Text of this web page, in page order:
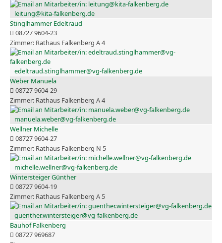
leitung@kita-falkenberg.de
Stinglhammer Edeltraud
08727 9604-23
Rathaus Falkenberg A 4
edeltraud.stinglhammer@vg-falkenberg.de
Weber Manuela
08727 9604-29
Rathaus Falkenberg A 4
manuela.weber@vg-falkenberg.de
Wellner Michelle
08727 9604-27
Rathaus Falkenberg N 5
michelle.wellner@vg-falkenberg.de
Wintersteiger Günther
08727 9604-19
Rathaus Falkenberg A 5
guenther.wintersteiger@vg-falkenberg.de
Bauhof Falkenberg
08727 969687